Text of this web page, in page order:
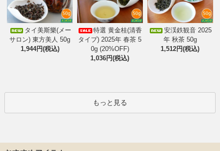
タイ美斯樂(メー
サロン) 東方美人 50g
1,944円(税込)
特選 黄金桂(清香
タイプ) 2025年 春茶 5
0g (20%OFF)
1,036円(税込)
安渓鉄観音 2025
年 秋茶 50g
1,512円(税込)
もっと見る